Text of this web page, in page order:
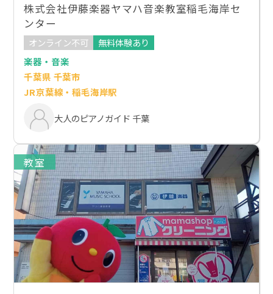
株式会社伊藤楽器ヤマハ音楽教室稲毛海岸セ
ンター
オンライン不可
無料体験あり
楽器・音楽
千葉県 千葉市
JR京葉線・稲毛海岸駅
大人のピアノガイド 千葉
教室